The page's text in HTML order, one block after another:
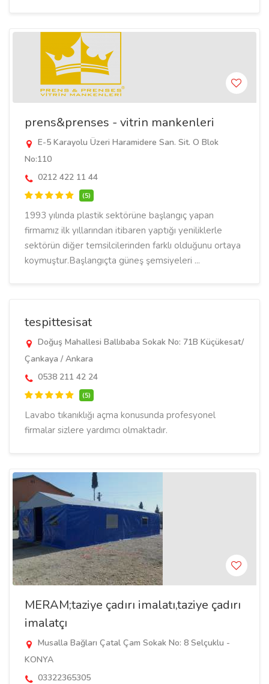
prens&prenses - vitrin mankenleri
E-5 Karayolu Üzeri Haramidere San. Sit. O Blok
No:110
0212 422 11 44
(5)
1993 yılında plastik sektörüne başlangıç yapan
firmamız ilk yıllarından itibaren yaptığı yeniliklerle
sektörün diğer temsilcilerinden farklı olduğunu ortaya
koymuştur.Başlangıçta güneş şemsiyeleri ...
tespittesisat
Doğuş Mahallesi Ballıbaba Sokak No: 71B Küçükesat/
Çankaya / Ankara
0538 211 42 24
(5)
Lavabo tıkanıklığı açma konusunda profesyonel
firmalar sizlere yardımcı olmaktadır.
MERAM;taziye çadırı imalatı,taziye çadırı
imalatçı
Musalla Bağları Çatal Çam Sokak No: 8 Selçuklu -
KONYA
03322365305